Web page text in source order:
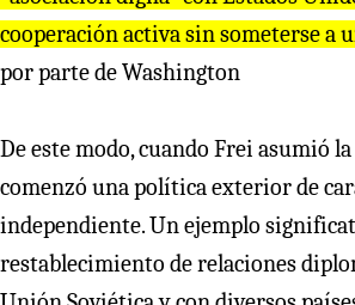
cooperación activa sin someterse a
por parte de Washington
De este modo, cuando Frei asumió
comenzó una política exterior de
independiente. Un ejemplo
restablecimiento de relaciones